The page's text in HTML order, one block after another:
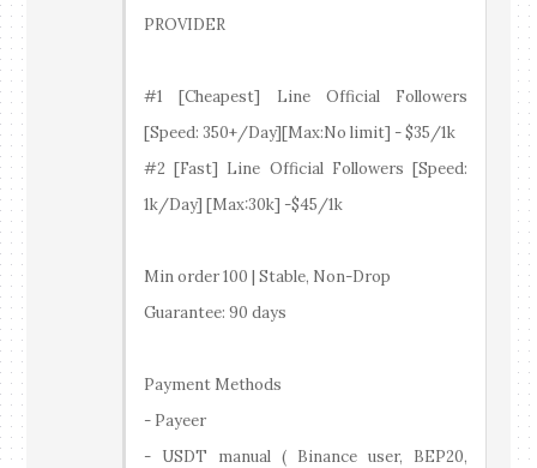
PROVIDER
#1 [Cheapest] Line Official Followers
[Speed: 350+/Day][Max:No limit] - $35/1k
#2 [Fast] Line Official Followers [Speed:
1k/Day] [Max:30k] -$45/1k
Min order 100 | Stable, Non-Drop
Guarantee: 90 days
Payment Methods
- Payeer
- USDT manual ( Binance user, BEP20,